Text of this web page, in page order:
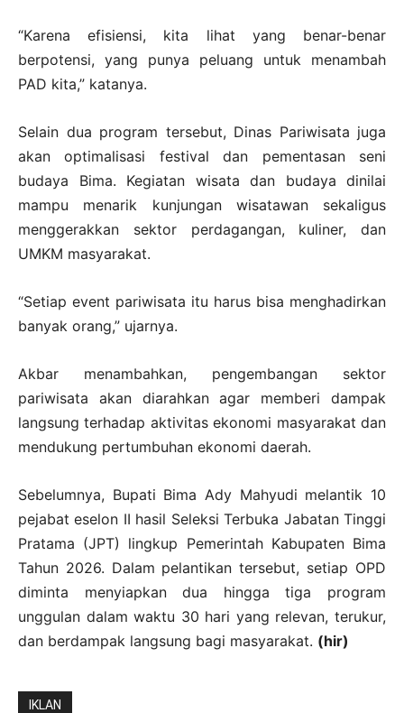
“Karena efisiensi, kita lihat yang benar-benar
berpotensi, yang punya peluang untuk menambah
PAD kita,” katanya.
Selain dua program tersebut, Dinas Pariwisata juga
akan optimalisasi festival dan pementasan seni
budaya Bima. Kegiatan wisata dan budaya dinilai
mampu menarik kunjungan wisatawan sekaligus
menggerakkan sektor perdagangan, kuliner, dan
UMKM masyarakat.
“Setiap event pariwisata itu harus bisa menghadirkan
banyak orang,” ujarnya.
Akbar menambahkan, pengembangan sektor
pariwisata akan diarahkan agar memberi dampak
langsung terhadap aktivitas ekonomi masyarakat dan
mendukung pertumbuhan ekonomi daerah.
Sebelumnya, Bupati Bima Ady Mahyudi melantik 10
pejabat eselon II hasil Seleksi Terbuka Jabatan Tinggi
Pratama (JPT) lingkup Pemerintah Kabupaten Bima
Tahun 2026. Dalam pelantikan tersebut, setiap OPD
diminta menyiapkan dua hingga tiga program
unggulan dalam waktu 30 hari yang relevan, terukur,
dan berdampak langsung bagi masyarakat. (hir)
IKLAN